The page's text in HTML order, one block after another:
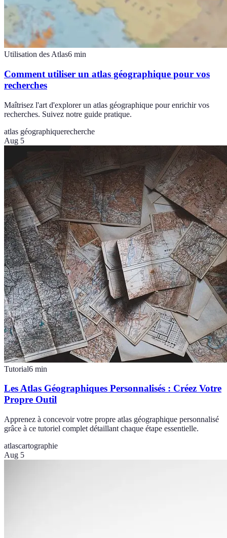
Utilisation des Atlas6 min
Comment utiliser un atlas géographique pour vos
recherches
Maîtrisez l'art d'explorer un atlas géographique pour enrichir vos
recherches. Suivez notre guide pratique.
atlas géographiquerecherche
Aug 5
Tutorial6 min
Les Atlas Géographiques Personnalisés : Créez Votre
Propre Outil
Apprenez à concevoir votre propre atlas géographique personnalisé
grâce à ce tutoriel complet détaillant chaque étape essentielle.
atlascartographie
Aug 5